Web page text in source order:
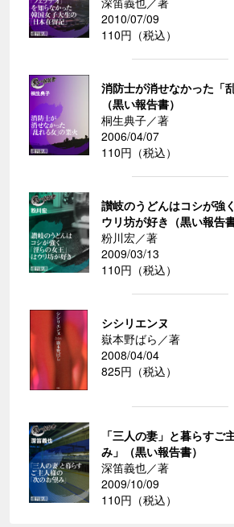
2010/07/09
110円（税込）
消防士が消せなかった「
（黒い報告書）
桐生典子／著
2006/04/07
110円（税込）
讃岐のうどんはコシが強
ウリ坊が好き（黒い報告書
粉川宏／著
2009/03/13
110円（税込）
シシリエンヌ
嶽本野ばら／著
2008/04/04
825円（税込）
「三人の妻」と暮らすご
み」（黒い報告書）
深笛義也／著
2009/10/09
110円（税込）